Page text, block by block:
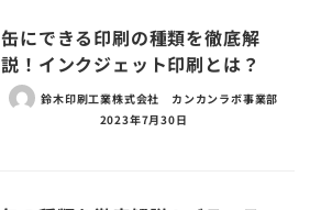
缶にできる印刷の種類を徹底解
説！インクジェット印刷とは？
鈴木印刷工業株式会社 カンカンラボ事業部
2023年7月30日